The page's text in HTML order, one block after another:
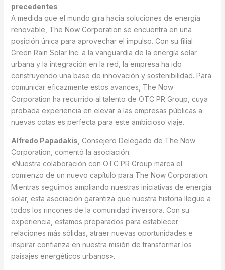
precedentes
A medida que el mundo gira hacia soluciones de energía
renovable, The Now Corporation se encuentra en una
posición única para aprovechar el impulso. Con su filial
Green Rain Solar Inc. a la vanguardia de la energía solar
urbana y la integración en la red, la empresa ha ido
construyendo una base de innovación y sostenibilidad. Para
comunicar eficazmente estos avances, The Now
Corporation ha recurrido al talento de OTC PR Group, cuya
probada experiencia en elevar a las empresas públicas a
nuevas cotas es perfecta para este ambicioso viaje.
Alfredo Papadakis , Consejero Delegado de The Now
Corporation, comentó la asociación:
«Nuestra colaboración con OTC PR Group marca el
comienzo de un nuevo capítulo para The Now Corporation.
Mientras seguimos ampliando nuestras iniciativas de energía
solar, esta asociación garantiza que nuestra historia llegue a
todos los rincones de la comunidad inversora. Con su
experiencia, estamos preparados para establecer
relaciones más sólidas, atraer nuevas oportunidades e
inspirar confianza en nuestra misión de transformar los
paisajes energéticos urbanos».